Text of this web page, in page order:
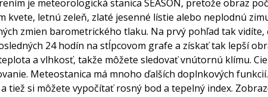
je meteorologická stanica SEASON, pretože obraz
kvete, letnú zeleň, zlaté jesenné lístie alebo neplodnú
zmien barometrického tlaku. Na prvý pohľad tak
24 hodín na stĺpcovom grafe a získať tak lepší
a vlhkosť, takže môžete sledovať vnútornú klímu.
Meteostanica má mnoho ďalších doplnkových
tiež si môžete vypočítať rosný bod a tepelný index.